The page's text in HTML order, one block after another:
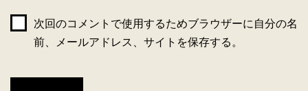
次回のコメントで使用するためブラウザーに自分の名
前、メールアドレス、サイトを保存する。